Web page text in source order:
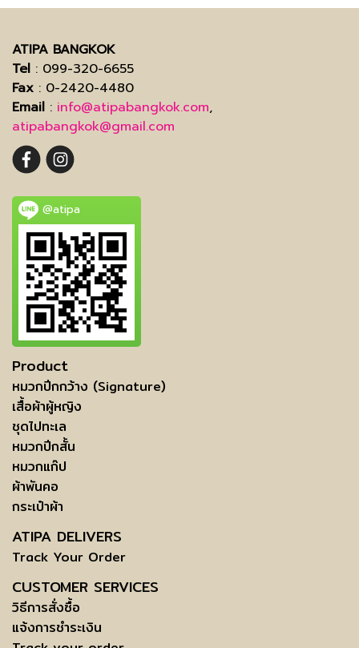
ATIPA BANGKOK
Tel : 099-320-6655
Fax : 0-2420-4480
Email : info@atipabangkok.com,
atipabangkok@gmail.com
@atipa
Product
หมวกปีกกว้าง (Signature)
เสื้อผ้าผู้หญิง
ชุดไปทะเล
หมวกปีกสั้น
หมวกแก๊ป
ผ้าพันคอ
กระเป๋าผ้า
ATIPA DELIVERS
Track Your Order
CUSTOMER SERVICES
วิธีการสั่งซื้อ
แจ้งการชำระเงิน